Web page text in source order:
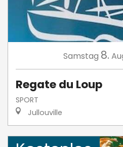
Samstag 8.
Regate du Loup
SPORT
Jullouville